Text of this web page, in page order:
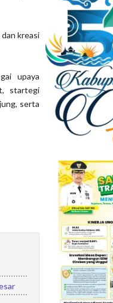
kreasi
upaya
startegi
serta